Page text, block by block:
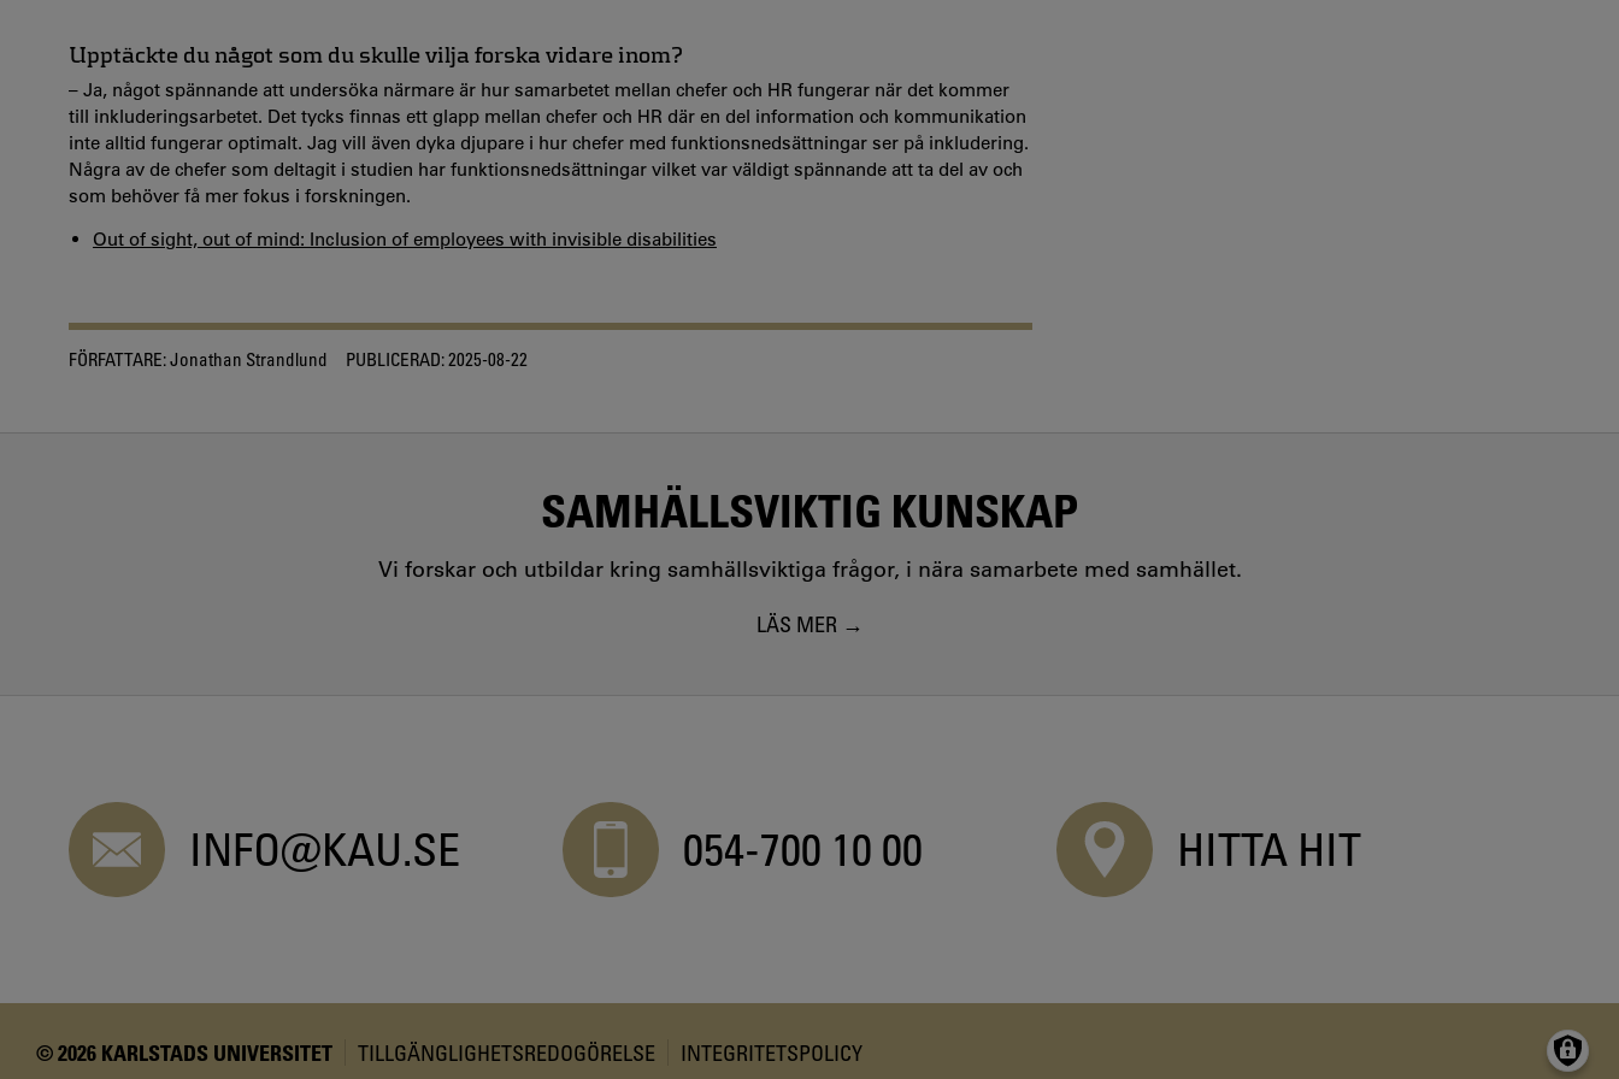
Upptäckte du något som du skulle vilja forska vidare inom?
– Ja, något spännande att undersöka närmare är hur samarbetet mellan chefer och HR fungerar när det kommer
till inkluderingsarbetet. Det tycks finnas ett glapp mellan chefer och HR där en del information och kommunikation
inte alltid fungerar optimalt. Jag vill även dyka djupare i hur chefer med funktionsnedsättningar ser på inkludering.
Några av de chefer som deltagit i studien har funktionsnedsättningar vilket var väldigt spännande att ta del av och
som behöver få mer fokus i forskningen.
Out of sight, out of mind: Inclusion of employees with invisible disabilities
FÖRFATTARE:Jonathan Strandlund PUBLICERAD:2025-08-22
SAMHÄLLSVIKTIG KUNSKAP
Vi forskar och utbildar kring samhällsviktiga frågor, i nära samarbete med samhället.
LÄS MER
INFO@KAU.SE 054-700 10 00 HITTA HIT
© 2026 KARLSTADS UNIVERSITET TILLGÄNGLIGHETSREDOGÖRELSE INTEGRITETSPOLICY